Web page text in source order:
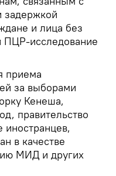
задержкой
и лица без
ПЦР-исследование
приема
за выборами
Кенеша,
правительство
в качестве
МИД и других